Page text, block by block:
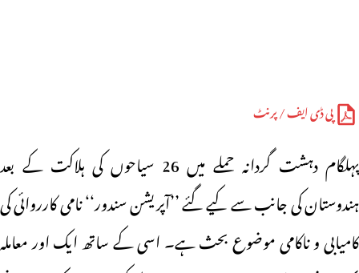
پی ڈی ایف / پرنٹ
پہلگام دہشت گردانہ حملے میں 26 سیاحوں کی ہلاکت کے بعد
ہندوستان کی جانب سے کیے گئے ’’آپریشن سندور‘‘ نامی کارروائی کی
کامیابی و ناکامی موضوع بحث ہے۔ اسی کے ساتھ ایک اور معاملہ